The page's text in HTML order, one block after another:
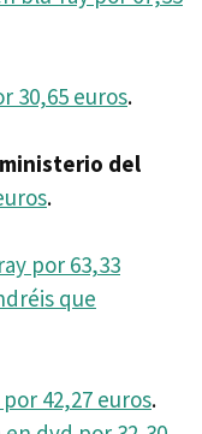
30,65 euros.
del
.
por 63,33
que
42,27 euros.